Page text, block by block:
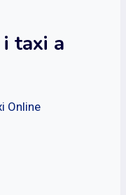
i taxi a
Online